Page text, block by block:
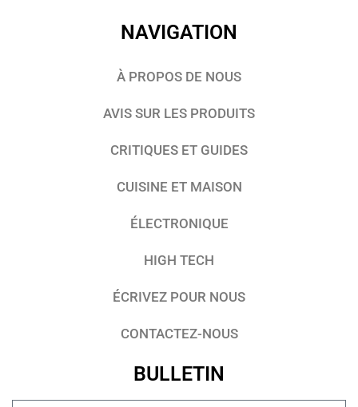
NAVIGATION
À PROPOS DE NOUS
AVIS SUR LES PRODUITS
CRITIQUES ET GUIDES
CUISINE ET MAISON
ÉLECTRONIQUE
HIGH TECH
ÉCRIVEZ POUR NOUS
CONTACTEZ-NOUS
BULLETIN